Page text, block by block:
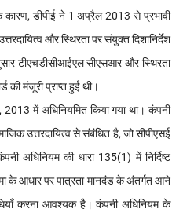
डीपीई ने 1 अप्रैल 2013 से प्रभावी
और स्थिरता पर संयुक्त दिशानिर्देश
टीएचडीसीआईएल सीएसआर और स्थिरता
की मंजूरी प्राप्त हुई थी।
में अधिनियमित किया गया था। कंपनी
उत्तरदायित्व से संबंधित है, जो सीपीएसई
अधिनियम की धारा 135(1) में निर्दिष्ट
के आधार पर पात्रता मानदंड के अंतर्गत आने
करना आवश्यक है। कंपनी अधिनियम के